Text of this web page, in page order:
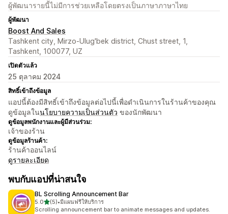
ผู้พัฒนารายนี้ไม่มีการช่วยเหลือโดยตรงเป็นภาษาภาษาไทย
ผู้พัฒนา
Boost And Sales
Tashkent city, Mirzo-Ulug'bek district, Chust street, 1,
Tashkent, 100077, UZ
เปิดตัวแล้ว
25 ตุลาคม 2024
สิทธิ์เข้าถึงข้อมูล
แอปนี้ต้องมีสิทธิ์เข้าถึงข้อมูลต่อไปนี้เพื่อดำเนินการในร้านค้าของคุณ
ดูข้อมูลในนโยบายความเป็นส่วนตัว ของนักพัฒนา
ดูข้อมูลพนักงานและผู้มีส่วนร่วม:
เจ้าของร้าน
ดูข้อมูลร้านค้า:
ร้านค้าออนไลน์
ดูรายละเอียด
พบกับแอปที่น่าสนใจ
BL Scrolling Announcement Bar
5.0เต็ม 5 ดาว
(5)
ทั้งหมด 5 รีวิว
•มีแผนฟรีให้บริการ
Scrolling announcement bar to animate messages and updates.